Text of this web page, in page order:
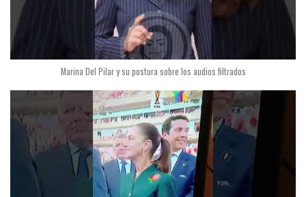
Marina Del Pilar y su postura sobre los audios filtrados